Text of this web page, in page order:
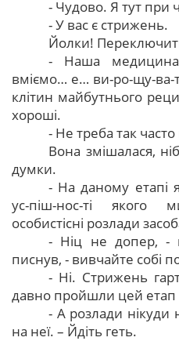
- Чудово. Я тут при
- У вас є стрижень.
Йолки!
- Наша
вміємо… е… ви-ро-щу-ва-
клітин майбутнього
хороші.
- Не треба так
Вона змішалася,
думки.
- На даному етапі
ус-піш-нос-ті якого
особистісні розлади
- Ніц не допер, -
писнув, - вивчайте собі
- Ні. Стрижень
давно пройшли цей етап
- А розлади нікуди
на неї. – Йдіть геть.